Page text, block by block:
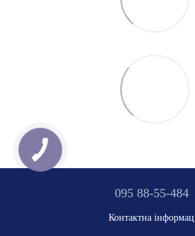
095 88-55-484
Контактна